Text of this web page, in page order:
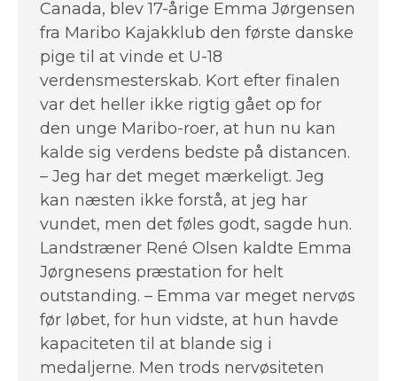
Canada, blev 17-årige Emma Jørgensen
fra Maribo Kajakklub den første danske
pige til at vinde et U-18
verdensmesterskab. Kort efter finalen
var det heller ikke rigtig gået op for
den unge Maribo-roer, at hun nu kan
kalde sig verdens bedste på distancen.
– Jeg har det meget mærkeligt. Jeg
kan næsten ikke forstå, at jeg har
vundet, men det føles godt, sagde hun.
Landstræner René Olsen kaldte Emma
Jørgnesens præstation for helt
outstanding. – Emma var meget nervøs
før løbet, for hun vidste, at hun havde
kapaciteten til at blande sig i
medaljerne. Men trods nervøsiteten